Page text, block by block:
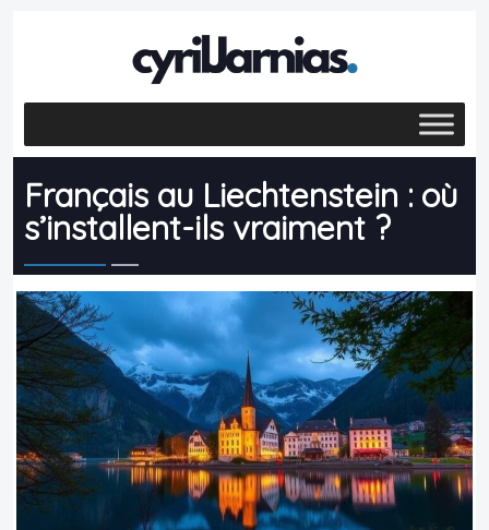
Français au Liechtenstein : où
s’installent-ils vraiment ?